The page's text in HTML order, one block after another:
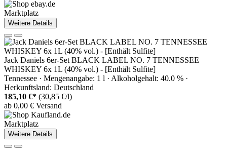
Marktplatz
Weitere Details
Jack Daniels 6er-Set BLACK LABEL NO. 7 TENNESSEE
WHISKEY 6x 1L (40% vol.) - [Enthält Sulfite]
Tennessee · Mengenangabe: 1 l · Alkoholgehalt: 40.0 % ·
Herkunftsland: Deutschland
185,10 €* (30,85 €/l)
ab 0,00 € Versand
Marktplatz
Weitere Details